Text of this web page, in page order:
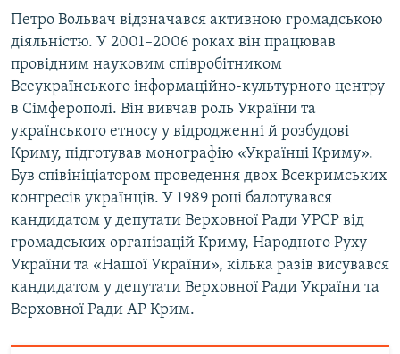
Петро Вольвач відзначався активною громадською
діяльністю. У 2001–2006 роках він працював
провідним науковим співробітником
Всеукраїнського інформаційно-культурного центру
в Сімферополі. Він вивчав роль України та
українського етносу у відродженні й розбудові
Криму, підготував монографію «Українці Криму».
Був співініціатором проведення двох Всекримських
конгресів українців. У 1989 році балотувався
кандидатом у депутати Верховної Ради УРСР від
громадських організацій Криму, Народного Руху
України та «Нашої України», кілька разів висувався
кандидатом у депутати Верховної Ради України та
Верховної Ради АР Крим.